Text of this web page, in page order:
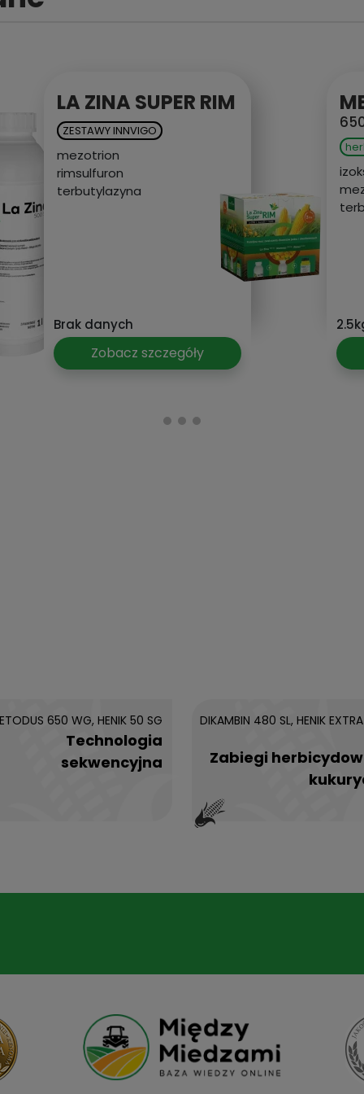
LA ZINA SUPER RIM
ZESTAWY INNVIGO
mezotrion
rimsulfuron
terbutylazyna
Brak danych
Zobacz szczegóły
650 WG
herbicyd
izoksaflutol
mezotrion
2.5kg, 500g
650 WG, HENIK 50 SG
Technologia
sekwencyjna
DIKAMBIN 480 SL, HENIK
Zabiegi